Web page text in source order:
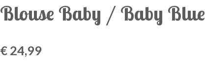
Blouse Baby / Baby Blue
€ 24,99